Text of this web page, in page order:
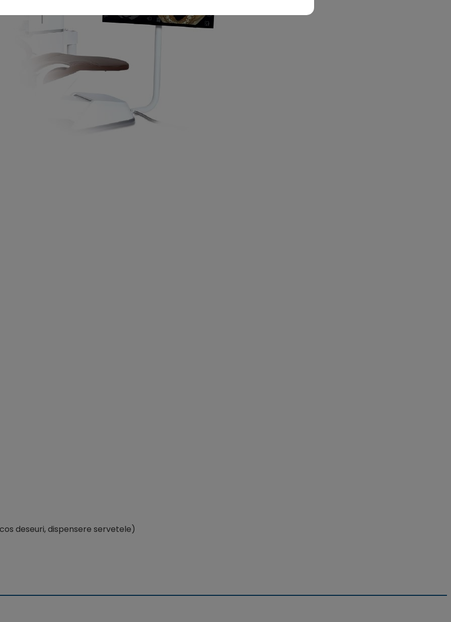
deseuri, dispensere servetele)